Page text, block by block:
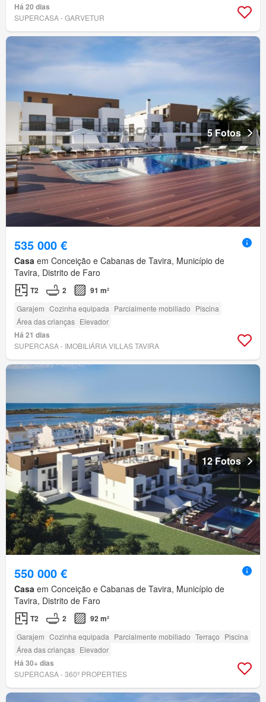
Há 20 dias
SUPERCASA - GARVETUR
5 Fotos
535 000 €
Casa em Conceição e Cabanas de Tavira, Município de
Tavira, Distrito de Faro
T2 2 91 m²
Garajem Cozinha equipada Parcialmente mobiliado Piscina
Área das crianças Elevador
Há 21 dias
SUPERCASA - IMOBILIÁRIA VILLAS TAVIRA
12 Fotos
550 000 €
Casa em Conceição e Cabanas de Tavira, Município de
Tavira, Distrito de Faro
T2 2 92 m²
Garajem Cozinha equipada Parcialmente mobiliado Terraço Piscina
Área das crianças Elevador
Há 30+ dias
SUPERCASA - 360º PROPERTIES